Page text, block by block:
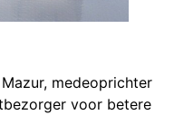
medeoprichter
voor betere